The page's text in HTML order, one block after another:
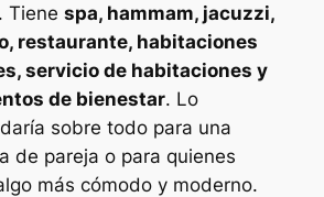
Tiene spa, hammam, jacuzzi,
restaurante, habitaciones
servicio de habitaciones y
de bienestar. Lo
sobre todo para una
de pareja o para quienes
más cómodo y moderno.